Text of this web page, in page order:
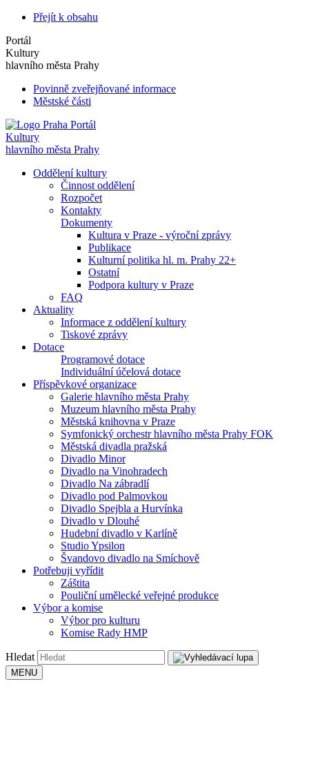
Přejít k obsahu
Portál
Kultury
hlavního města Prahy
Povinně zveřejňované informace
Městské části
Portál
Kultury
hlavního města Prahy
Oddělení kultury
Činnost oddělení
Rozpočet
Kontakty
Dokumenty
Kultura v Praze - výroční zprávy
Publikace
Kulturní politika hl. m. Prahy 22+
Ostatní
Podpora kultury v Praze
FAQ
Aktuality
Informace z oddělení kultury
Tiskové zprávy
Dotace
Programové dotace
Individuální účelová dotace
Příspěvkové organizace
Galerie hlavního města Prahy
Muzeum hlavního města Prahy
Městská knihovna v Praze
Symfonický orchestr hlavního města Prahy FOK
Městská divadla pražská
Divadlo Minor
Divadlo na Vinohradech
Divadlo Na zábradlí
Divadlo pod Palmovkou
Divadlo Spejbla a Hurvínka
Divadlo v Dlouhé
Hudební divadlo v Karlíně
Studio Ypsilon
Švandovo divadlo na Smíchově
Potřebuji vyřídit
Záštita
Pouliční umělecké veřejné produkce
Výbor a komise
Výbor pro kulturu
Komise Rady HMP
Hledat
MENU